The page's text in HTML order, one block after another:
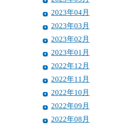
2023年04月
2023年03月
2023年02月
2023年01月
2022年12月
2022年11月
2022年10月
2022年09月
2022年08月